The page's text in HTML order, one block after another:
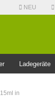
NEU
Ladegeräte
in